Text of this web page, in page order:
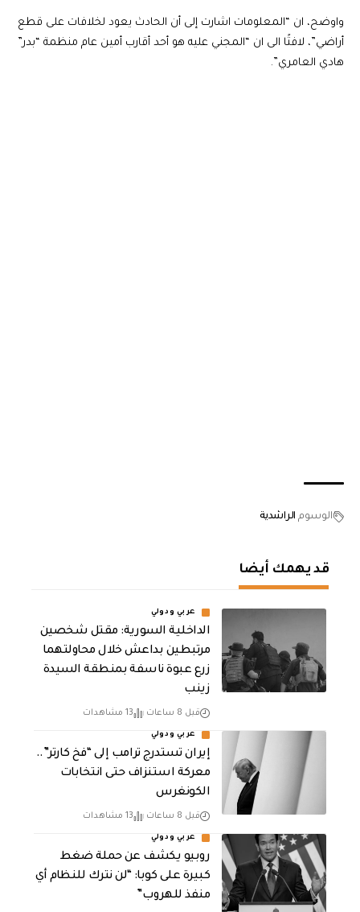
واوضح، ان “المعلومات اشارت إلى أن الحادث يعود لخلافات على قطع
أراضي”، لافتًا الى ان “المجني عليه هو أحد أقارب أمين عام منظمة “بدر”
هادي العامري”.
الوسوم الراشدية
قد يهمك أيضا
عربي ودولي
الداخلية السورية: مقتل شخصين
مرتبطين بداعش خلال محاولتهما
زرع عبوة ناسفة بمنطقة السيدة
زينب
قبل 8 ساعات 13 مشاهدات
عربي ودولي
إيران تستدرج ترامب إلى “فخ كارتر”..
معركة استنزاف حتى انتخابات
الكونغرس
قبل 8 ساعات 13 مشاهدات
عربي ودولي
روبيو يكشف عن حملة ضغط
كبيرة على كوبا: “لن نترك للنظام أي
منفذ للهروب”